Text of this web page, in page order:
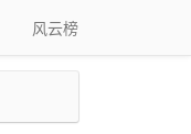
风云榜